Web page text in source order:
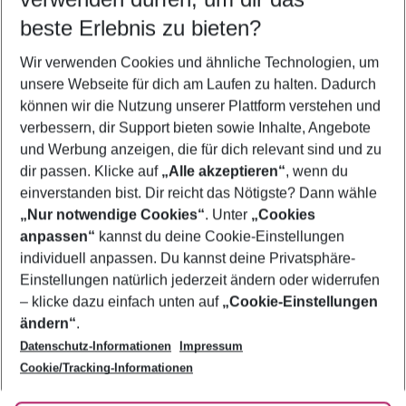
5-8 Nächte
2 Erwachsene Keine Kinder
Mehr Filter anzeigen
Footer
Footer navigation
Über uns
AGB
Bestpreisgarantie
Cookie-Einstellungen ändern
Cookie-Richtlinie
Agenturbetreuung
Barrierefreies Reisen
Folge uns
beste Erlebnis zu bieten?
Wir verwenden Cookies und ähnliche Technologien, um
unsere Webseite für dich am Laufen zu halten. Dadurch
können wir die Nutzung unserer Plattform verstehen und
verbessern, dir Support bieten sowie Inhalte, Angebote
und Werbung anzeigen, die für dich relevant sind und zu
dir passen. Klicke auf „Alle akzeptieren“, wenn du
einverstanden bist. Dir reicht das Nötigste? Dann wähle
„Nur notwendige Cookies“. Unter „Cookies
anpassen“ kannst du deine Cookie-Einstellungen
individuell anpassen. Du kannst deine Privatsphäre-
Einstellungen natürlich jederzeit ändern oder widerrufen
– klicke dazu einfach unten auf „Cookie-Einstellungen
ändern“.
Datenschutz-Informationen
Impressum
Cookie/Tracking-Informationen